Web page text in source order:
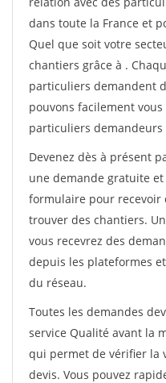
dans toute la France et
Quel que soit votre
chantiers grâce à .
particuliers demandent
pouvons facilement
particuliers
Devenez dès à présent
une demande gratuite
formulaire pour recevoir
trouver des chantiers.
vous recevrez des
depuis les plateformes
du réseau.
Toutes les demandes
service Qualité avant la
qui permet de vérifier la
devis. Vous pouvez